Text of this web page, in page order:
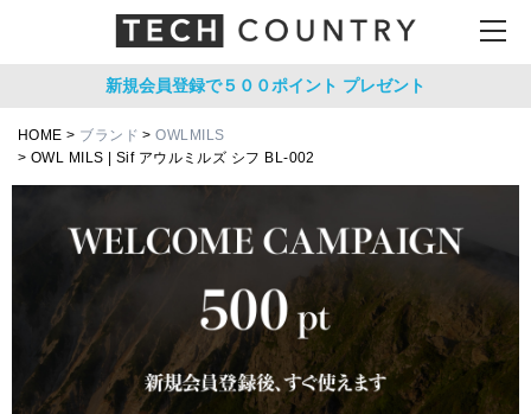
新規会員登録で５００ポイント プレゼント
HOME ブランド
OWLMILS
OWL MILS | Sif アウルミルズ シフ BL-002